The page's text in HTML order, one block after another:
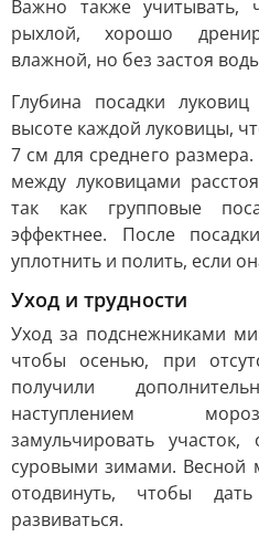
Важно также
рыхлой, хорошо
влажной, но без застоя
Глубина посадки
высоте каждой луковицы,
7 см для среднего размера.
между луковицами
так как групповые
эффектнее. После
уплотнить и полить, если
Уход и трудности
Уход за подснежниками
чтобы осенью, при
получили
наступлением
замульчировать
суровыми зимами. Весной
отодвинуть, чтобы
развиваться.